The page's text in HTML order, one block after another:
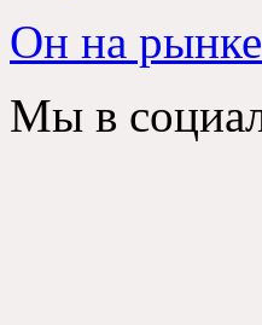
Он на
Мы в